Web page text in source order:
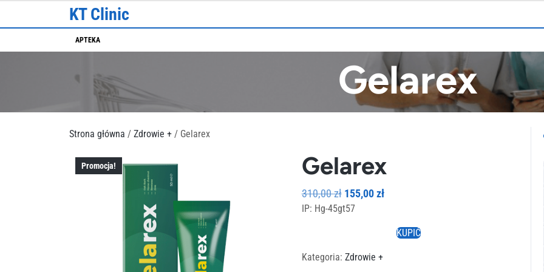
KT Clinic
APTEKA
Gelarex
Strona główna / Zdrowie + / Gelarex
Promocja! Gelarex
310,00zł Pierwotna
cena
155,00złAktualna
wynosi:
155,00 zł.
IP: Hg-45gt57
KUPIĆ
Kategoria: Zdrowie +